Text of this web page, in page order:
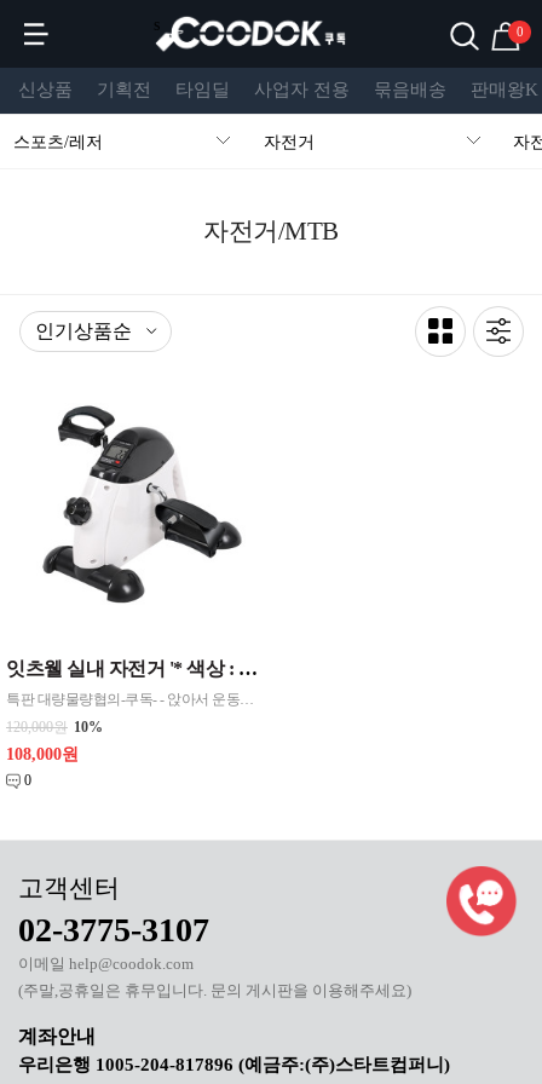
s 0
신상품 기획전 타임딜 사업자 전용 묶음배송 판매왕K
스포츠/레저 자전거 자
자전거/MTB
잇츠웰 실내 자전거 '* 색상 : 화이트 * 상품구성 : 본품 1P, 설명서
특판 대량물량협의-쿠독- - 앉아서 운동을 할 수 있는 좌식형 디자인으로 실내에서 편안하게 운동 가능 - 컴팩트한 크기로 설치와 보관이 편하고 공간 활용성을 극대화함 - 심플한 디자인으로 주변 인테리어와도 잘 어울림
120,000원 10%
108,000원
0
02-3775-3107
이메일 help@coodok.com
(주말,공휴일은 휴무입니다. 문의 게시판을 이용해주세요)
우리은행 1005-204-817896 (예금주:(주)스타트컴퍼니)